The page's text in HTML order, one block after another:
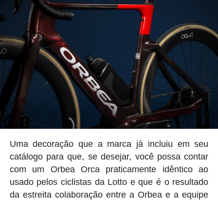
Uma decoração que a marca já incluiu em seu
catálogo para que, se desejar, você possa contar
com um Orbea Orca praticamente idêntico ao
usado pelos ciclistas da Lotto e que é o resultado
da estreita colaboração entre a Orbea e a equipe